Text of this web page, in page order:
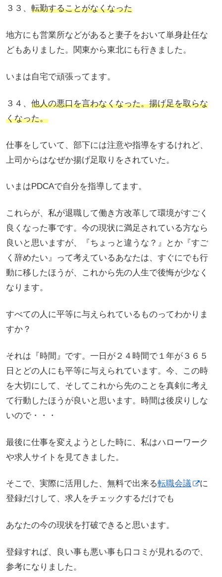
３３、 転勤することがなくなった
地方にも営業所などがあると妻子をおいて単身赴任な
どもありました。関東から東北にも行きました。
いまは自宅で頑張ってます。
３４、 他人の悪口を言わなくなった。揚げ足を取らな
くなった。
仕事をしていて、部下には注意や指導をするけれど、
上司からはなぜか揚げ足取りをされていた。
いまはPDCAで自分を指導してます。
これらが、私が退職して働き方改革して環境がすごく
良くなった事です。今の現状に満足されている方なら
良いと思いますが、『ちょっと違うな？』とか『すご
く辞めたい』って考えているあなたは、すぐにでも行
動に移したほうが、これから先の人生で後悔が少なく
なります。
すべての人に平等に与えられているものってわかりま
すか？
それは『時間』です。一日が２４時間で１年が３６５
日とどの人にも平等に与えられています。今、この時
を大切にして、そしてこれから先のことを真剣に考え
て行動したほうが良いと思います。時間は後戻りしな
いので・・・
最後に仕事を変えようとした時に、私はハローワーク
や求人サイトを見てきました。
そこで、実際に活用した、無料で出来る転職会議
に
登録だけして、求人をチェックするだけでも
あなたの今の現状を打破できると思います。
登録すれば、良い事も悪い事も口コミが見れるので、
参考になりました。